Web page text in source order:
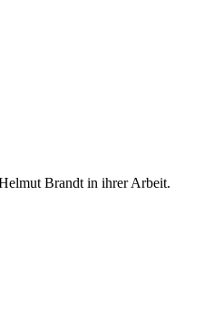
Brandt in ihrer Arbeit.